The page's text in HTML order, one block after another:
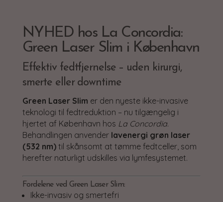
NYHED hos La Concordia:
Green Laser Slim i København
Effektiv fedtfjernelse – uden kirurgi,
smerte eller downtime
Green Laser Slim er den nyeste ikke-invasive
teknologi til fedtreduktion – nu tilgængelig i
hjertet af København hos La Concordia.
Behandlingen anvender lavenergi grøn laser
(532 nm)til skånsomt at tømme fedtceller, som
herefter naturligt udskilles via lymfesystemet.
Fordelene ved Green Laser Slim:
Ikke-invasiv og smertefri